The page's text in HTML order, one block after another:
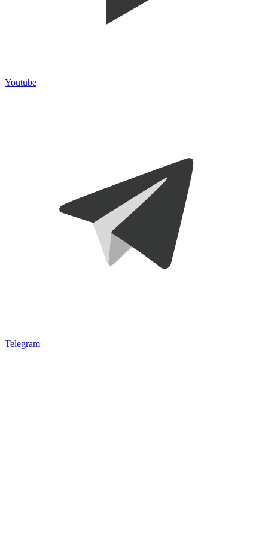
Youtube
Telegram